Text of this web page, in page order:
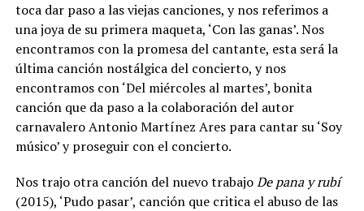
toca dar paso a las viejas canciones, y nos referimos a
una joya de su primera maqueta, ‘Con las ganas’. Nos
encontramos con la promesa del cantante, esta será la
última canción nostálgica del concierto, y nos
encontramos con ‘Del miércoles al martes’, bonita
canción que da paso a la colaboración del autor
carnavalero Antonio Martínez Ares para cantar su ‘Soy
músico’ y proseguir con el concierto.
Nos trajo otra canción del nuevo trabajoDe pana y rubí
(2015), ‘Pudo pasar’, canción que critica el abuso de las